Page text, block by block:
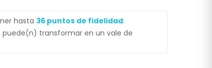
hasta 36 puntos de fidelidad.
puede(n) transformar en un vale de